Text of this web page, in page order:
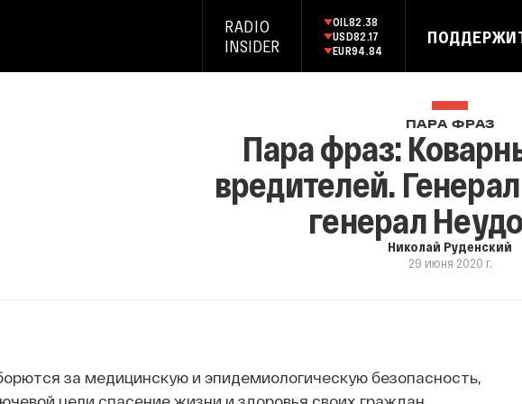
RADIO
INSIDER
OIL82.38
USD82.17
EUR94.84
ПАРА ФРАЗ
Пара фраз:
вредителей.
генерал
Николай Руденский
29 июня 2020 г.
за медицинскую и эпидемиологическую безопасность,
цели спасение жизни и здоровья своих граждан,